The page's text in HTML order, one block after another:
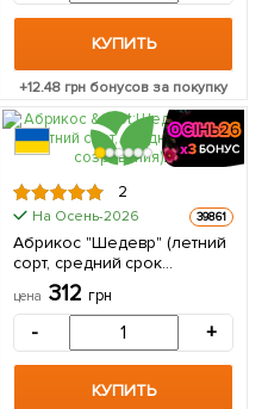
КУПИТЬ
+12.48 грн бонусов за покупку
2
На Осень-2026 39861
Абрикос "Шедевр" (летний
сорт, средний срок
созревания) 1 саженец в
упаковке
цена 312 грн
- +
КУПИТЬ